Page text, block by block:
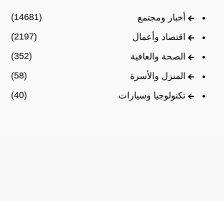
أخبار ومجتمع
(14681)
اقتصاد وأعمال
(2197)
الصحة والعافية
(352)
المنزل والأسرة
(58)
تكنولوجيا وسيارات
(40)